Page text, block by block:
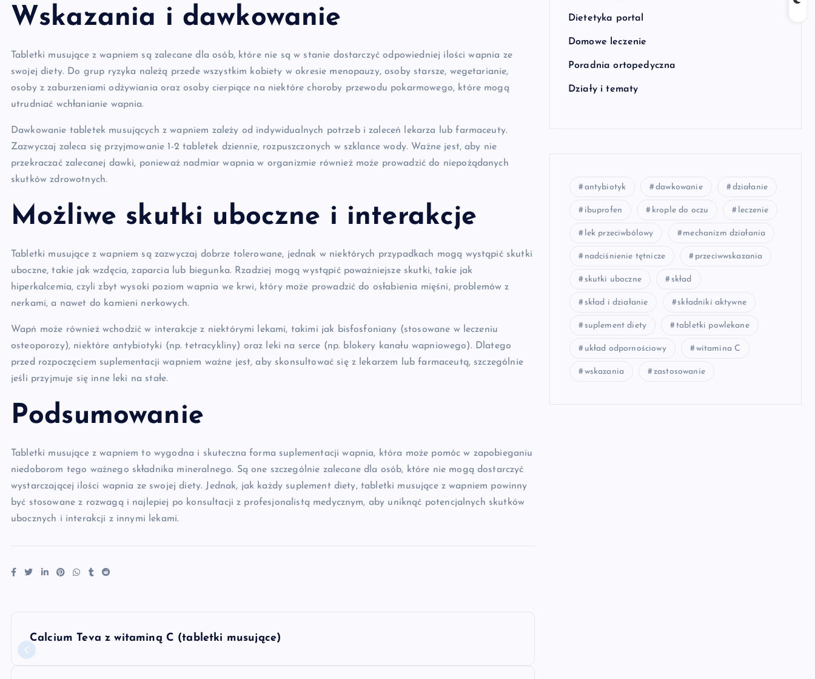
Wskazania i dawkowanie
Tabletki musujące z wapniem są zalecane dla osób, które nie są w stanie dostarczyć odpowiedniej ilości wapnia ze
swojej diety. Do grup ryzyka należą przede wszystkim kobiety w okresie menopauzy, osoby starsze, wegetarianie,
osoby z zaburzeniami odżywiania oraz osoby cierpiące na niektóre choroby przewodu pokarmowego, które mogą
utrudniać wchłanianie wapnia.
Dawkowanie tabletek musujących z wapniem zależy od indywidualnych potrzeb i zaleceń lekarza lub farmaceuty.
Zazwyczaj zaleca się przyjmowanie 1-2 tabletek dziennie, rozpuszczonych w szklance wody. Ważne jest, aby nie
przekraczać zalecanej dawki, ponieważ nadmiar wapnia w organizmie również może prowadzić do niepożądanych
skutków zdrowotnych.
Możliwe skutki uboczne i interakcje
Tabletki musujące z wapniem są zazwyczaj dobrze tolerowane, jednak w niektórych przypadkach mogą wystąpić skutki
uboczne, takie jak wzdęcia, zaparcia lub biegunka. Rzadziej mogą wystąpić poważniejsze skutki, takie jak
hiperkalcemia, czyli zbyt wysoki poziom wapnia we krwi, który może prowadzić do osłabienia mięśni, problemów z
nerkami, a nawet do kamieni nerkowych.
Wapń może również wchodzić w interakcje z niektórymi lekami, takimi jak bisfosfoniany (stosowane w leczeniu
osteoporozy), niektóre antybiotyki (np. tetracykliny) oraz leki na serce (np. blokery kanału wapniowego). Dlatego
przed rozpoczęciem suplementacji wapniem ważne jest, aby skonsultować się z lekarzem lub farmaceutą, szczególnie
jeśli przyjmuje się inne leki na stałe.
Podsumowanie
Tabletki musujące z wapniem to wygodna i skuteczna forma suplementacji wapnia, która może pomóc w zapobieganiu
niedoborom tego ważnego składnika mineralnego. Są one szczególnie zalecane dla osób, które nie mogą dostarczyć
wystarczającej ilości wapnia ze swojej diety. Jednak, jak każdy suplement diety, tabletki musujące z wapniem powinny
być stosowane z rozwagą i najlepiej po konsultacji z profesjonalistą medycznym, aby uniknąć potencjalnych skutków
ubocznych i interakcji z innymi lekami.
N
a
Calcium Teva z witaminą C (tabletki musujące)
Dietetyka portal
Domowe leczenie
Poradnia ortopedyczna
Działy i tematy
antybiotyk dawkowanie działanie
ibuprofen krople do oczu leczenie
lek przeciwbólowy mechanizm działania
nadciśnienie tętnicze przeciwwskazania
skutki uboczne skład
skład i działanie składniki aktywne
suplement diety tabletki powlekane
układ odpornościowy witamina C
wskazania zastosowanie